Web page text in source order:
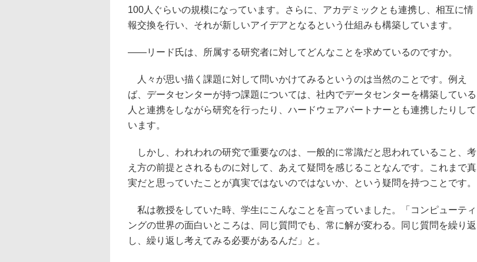
100人ぐらいの規模になっています。さらに、アカデミックとも連携し、相互に情
報交換を行い、それが新しいアイデアとなるという仕組みも構築しています。
――リード氏は、所属する研究者に対してどんなことを求めているのですか。
人々が思い描く課題に対して問いかけてみるというのは当然のことです。例え
ば、データセンターが持つ課題については、社内でデータセンターを構築している
人と連携をしながら研究を行ったり、ハードウェアパートナーとも連携したりして
います。
しかし、われわれの研究で重要なのは、一般的に常識だと思われていること、考
え方の前提とされるものに対して、あえて疑問を感じることなんです。これまで真
実だと思っていたことが真実ではないのではないか、という疑問を持つことです。
私は教授をしていた時、学生にこんなことを言っていました。「コンピューティ
ングの世界の面白いところは、同じ質問でも、常に解が変わる。同じ質問を繰り返
し、繰り返し考えてみる必要があるんだ」と。